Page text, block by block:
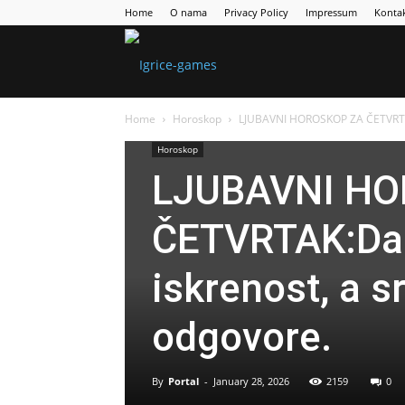
Home O nama Privacy Policy Impressum
Home Horoskop LJUBAVNI HOROSKOP ZA
Horoskop
LJUBAVNI
iskrenost, a
odgovore.
By Portal - January 28, 2026 2159 0